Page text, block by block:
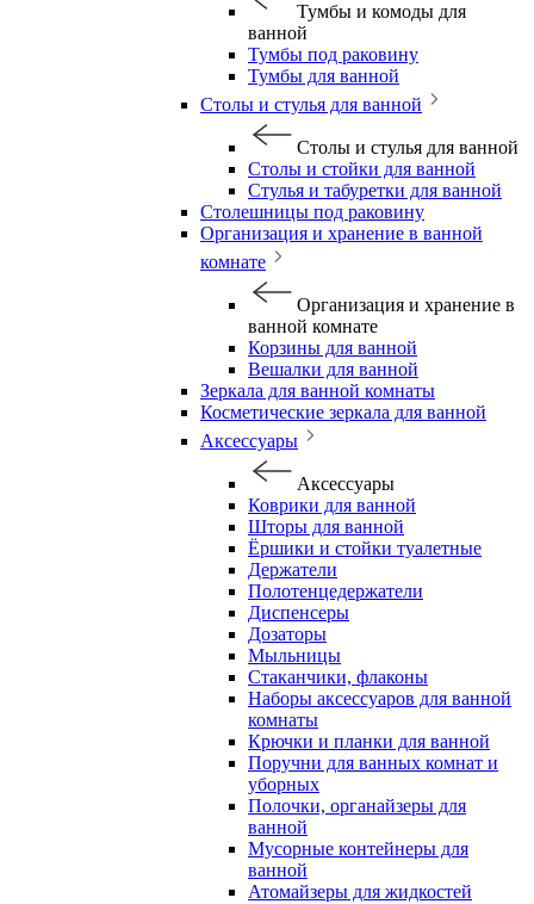
Тумбы и комоды для
ванной
Тумбы под раковину
Тумбы для ванной
Столы и стулья для ванной
Столы и стулья для ванной
Столы и стойки для ванной
Стулья и табуретки для ванной
Столешницы под раковину
Организация и хранение в ванной
комнате
Организация и хранение в
ванной комнате
Корзины для ванной
Вешалки для ванной
Зеркала для ванной комнаты
Косметические зеркала для ванной
Аксессуары
Аксессуары
Коврики для ванной
Шторы для ванной
Ёршики и стойки туалетные
Держатели
Полотенцедержатели
Диспенсеры
Дозаторы
Мыльницы
Стаканчики, флаконы
Наборы аксессуаров для ванной
комнаты
Крючки и планки для ванной
Поручни для ванных комнат и
уборных
Полочки, органайзеры для
ванной
Мусорные контейнеры для
ванной
Атомайзеры для жидкостей